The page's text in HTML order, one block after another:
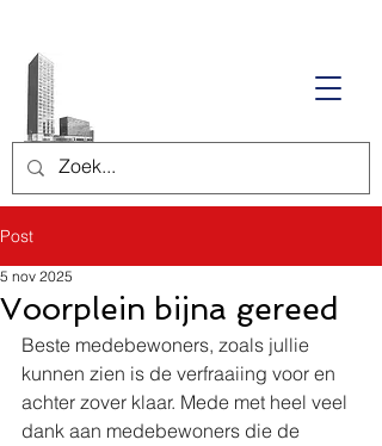
Post
Voorplein bijna gereed
5 nov 2025
Beste medebewoners, zoals jullie
kunnen zien is de verfraaiing voor en
achter zover klaar. Mede met heel veel
dank aan medebewoners die de